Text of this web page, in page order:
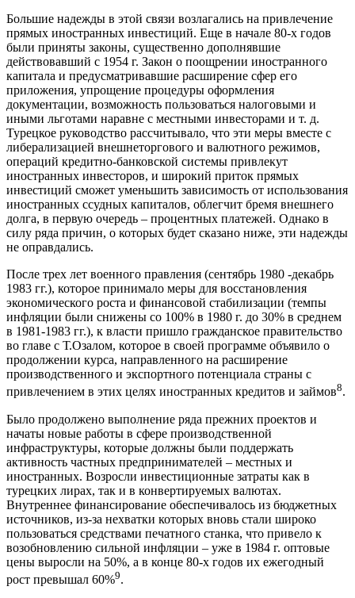
Большие надежды в этой связи возлагались на привлечение
прямых иностранных инвестиций. Еще в начале 80-х годов
были приняты законы, существенно дополнявшие
действовавший с 1954 г. Закон о поощрении иностранного
капитала и предусматривавшие расширение сфер его
приложения, упрощение процедуры оформления
документации, возможность пользоваться налоговыми и
иными льготами наравне с местными инвесторами и т. д.
Турецкое руководство рассчитывало, что эти меры вместе с
либерализацией внешнеторгового и валютного режимов,
операций кредитно-банковской системы привлекут
иностранных инвесторов, и широкий приток прямых
инвестиций сможет уменьшить зависимость от использования
иностранных ссудных капиталов, облегчит бремя внешнего
долга, в первую очередь – процентных платежей. Однако в
силу ряда причин, о которых будет сказано ниже, эти надежды
не оправдались.
После трех лет военного правления (сентябрь 1980 -декабрь
1983 гг.), которое принимало меры для восстановления
экономического роста и финансовой стабилизации (темпы
инфляции были снижены со 100% в 1980 г. до 30% в среднем
в 1981-1983 гг.), к власти пришло гражданское правительство
во главе с Т.Озалом, которое в своей программе объявило о
продолжении курса, направленного на расширение
производственного и экспортного потенциала страны с
привлечением в этих целях иностранных кредитов и займов8.
Было продолжено выполнение ряда прежних проектов и
начаты новые работы в сфере производственной
инфраструктуры, которые должны были поддержать
активность частных предпринимателей – местных и
иностранных. Возросли инвестиционные затраты как в
турецких лирах, так и в конвертируемых валютах.
Внутреннее финансирование обеспечивалось из бюджетных
источников, из-за нехватки которых вновь стали широко
пользоваться средствами печатного станка, что привело к
возобновлению сильной инфляции – уже в 1984 г. оптовые
цены выросли на 50%, а в конце 80-х годов их ежегодный
рост превышал 60%9.